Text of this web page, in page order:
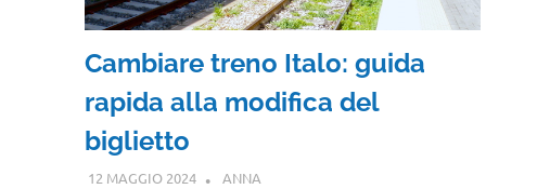
Cambiare treno Italo: guida
rapida alla modifica del
biglietto
12 MAGGIO 2024 ANNA